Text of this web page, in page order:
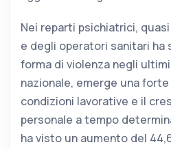
Nei reparti psichiatrici,
e degli operatori sanitari ha
forma di violenza negli
nazionale, emerge una
condizioni lavorative e il
personale a tempo
ha visto un aumento del